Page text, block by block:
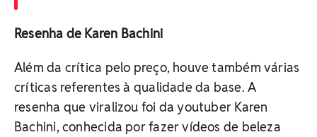
Resenha de Karen Bachini
Além da crítica pelo preço, houve também várias
críticas referentes à qualidade da base. A
resenha que viralizou foi da youtuber Karen
Bachini, conhecida por fazer vídeos de beleza